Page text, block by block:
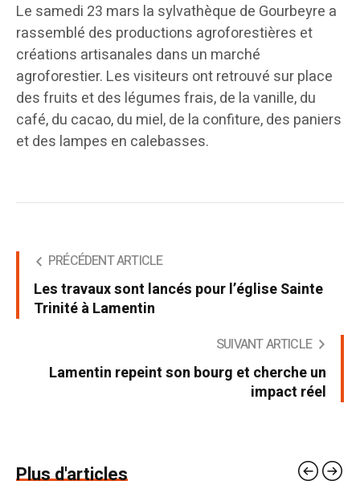
Le samedi 23 mars la sylvathèque de Gourbeyre a
rassemblé des productions agroforestières et
créations artisanales dans un marché
agroforestier. Les visiteurs ont retrouvé sur place
des fruits et des légumes frais, de la vanille, du
café, du cacao, du miel, de la confiture, des paniers
et des lampes en calebasses.
PRÉCÉDENT ARTICLE
Les travaux sont lancés pour l’église Sainte
Trinité à Lamentin
SUIVANT ARTICLE
Lamentin repeint son bourg et cherche un
impact réel
Plus d'articles